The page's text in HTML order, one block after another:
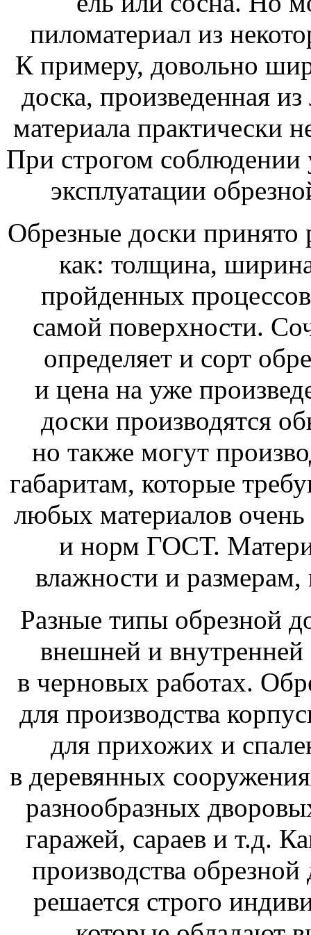
пиломатериал из
К примеру, довольно
доска, произведенная
материала практически
При строгом соблюдении
эксплуатации
Обрезные доски принято
как: толщина,
пройденных
самой поверхности.
определяет и сорт
и цена на уже
доски производятся
но также могут
габаритам, которые
любых материалов
и норм ГОСТ.
влажности и
Разные типы обрезной
внешней и
в черновых работах.
для производства
для прихожих и
в деревянных
разнообразных
гаражей, сараев и т.д.
производства
решается строго